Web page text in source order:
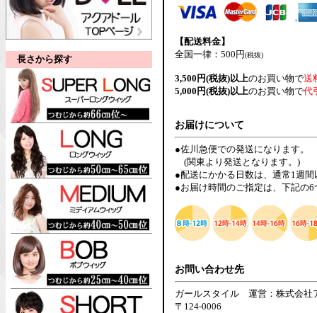
長さから探す
【配送料金】
全国一律：500円(税抜)
3,500円(税抜)以上のお買い物で送
5,000円(税抜)以上のお買い物で代
お届けについて
●佐川急便での発送になります。
(関東より発送となります。)
●配送にかかる日数は、通常1週
●お届け時間のご指定は、下記の
お問い合わせ先
ガールスタイル 運営：株式会社
〒124-0006